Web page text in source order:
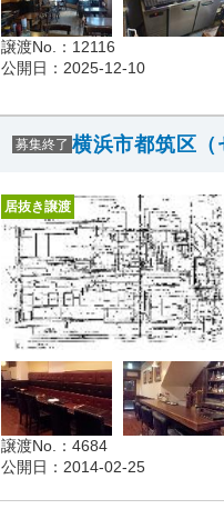
譲渡No.：12116
公開日：2025-12-10
募集終了 横浜市都筑区
居抜き譲渡
譲渡No.：4684
公開日：2014-02-25